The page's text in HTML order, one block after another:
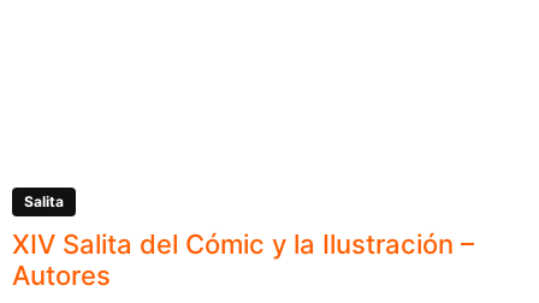
Salita
XIV Salita del Cómic y la Ilustración –
Autores